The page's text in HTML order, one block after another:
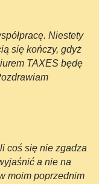
Niestety
się kończy, gdyż
TAXES będę
coś się nie zgadza
a nie na
moim poprzednim